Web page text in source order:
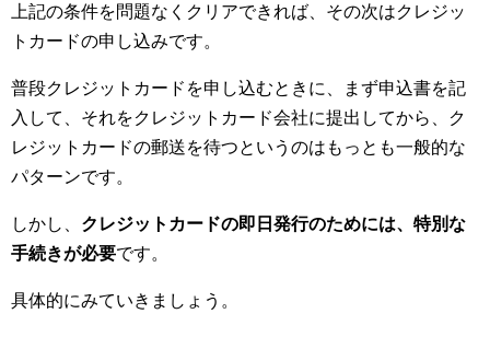
上記の条件を問題なくクリアできれば、その次はクレジッ
トカードの申し込みです。
普段クレジットカードを申し込むときに、まず申込書を記
入して、それをクレジットカード会社に提出してから、ク
レジットカードの郵送を待つというのはもっとも一般的な
パターンです。
しかし、 クレジットカードの即日発行のためには、特別な
手続きが必要です。
具体的にみていきましょう。